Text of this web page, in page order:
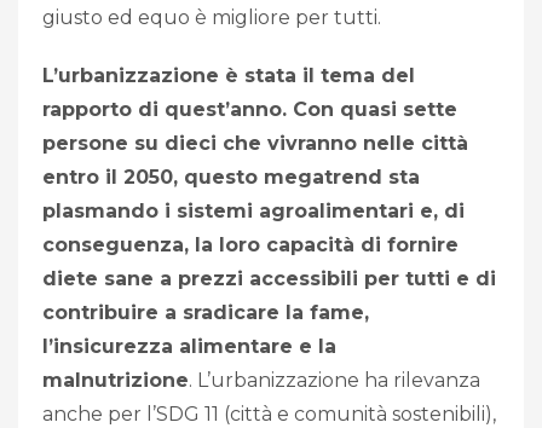
giusto ed equo è migliore per tutti.
L’urbanizzazione è stata il tema del
rapporto di quest’anno. Con quasi sette
persone su dieci che vivranno nelle città
entro il 2050, questo megatrend sta
plasmando i sistemi agroalimentari e, di
conseguenza, la loro capacità di fornire
diete sane a prezzi accessibili per tutti e di
contribuire a sradicare la fame,
l’insicurezza alimentare e la
malnutrizione. L’urbanizzazione ha rilevanza
anche per l’SDG 11 (città e comunità sostenibili),